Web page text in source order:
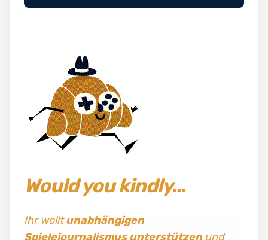
Would you kindly…
Ihr wolltunabhängigen
Spielejournalismus unterstützenund